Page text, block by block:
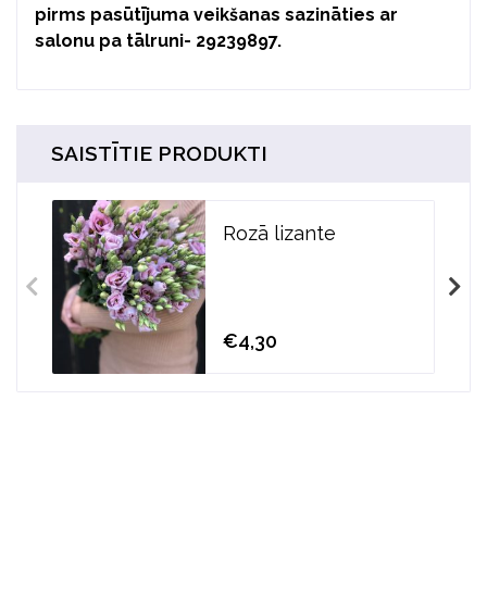
pirms pasūtījuma veikšanas sazināties ar
salonu pa tālruni- 29239897.
SAISTĪTIE PRODUKTI
Rozā lizante
€4,30